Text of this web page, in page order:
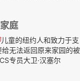
庭
儿童的纽约人和致力于支
无法返回原来家园的被
专员大卫·汉塞尔